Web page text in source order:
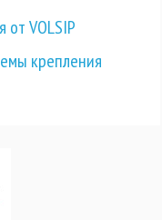
от VOLSIP
крепления